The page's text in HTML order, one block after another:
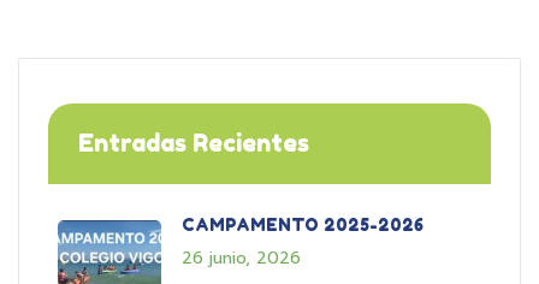
Entradas Recientes
CAMPAMENTO 2025-2026
26 junio, 2026